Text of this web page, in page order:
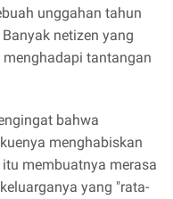
unggahan tahun
netizen yang
tantangan
bahwa
menghabiskan
membuatnya merasa
yang "rata-